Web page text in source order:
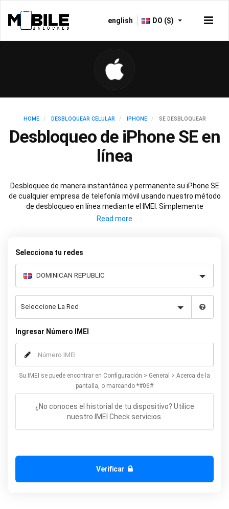
english DO ($)
HOME DESBLOQUEAR CELULAR IPHONE SE DESBLOQUEAR
Desbloqueo de iPhone SE en
línea
Desbloquee de manera instantánea y permanente su iPhone SE
de cualquier empresa de telefonía móvil usando nuestro método
de desbloqueo en línea mediante el IMEI. Simplemente
seleccione su modelo de iPhone SE que quiere desbloquear y la
Selecciona tu redes
Ingresar Número IMEI
Su IMEI se puede encontrar en Configuración > General > Acerca de la
pantalla, o marcando *#06#
¿No conoces el historial de tu dispositivo? Utilice
nuestro IMEI Check servicios.
Verificar